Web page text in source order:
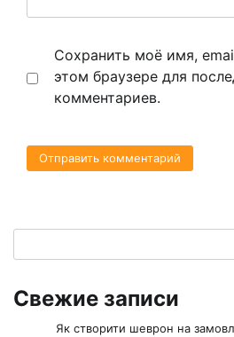
Сохранить моё имя,
этом браузере для
комментариев.
Свежие записи
Як створити шеврон на